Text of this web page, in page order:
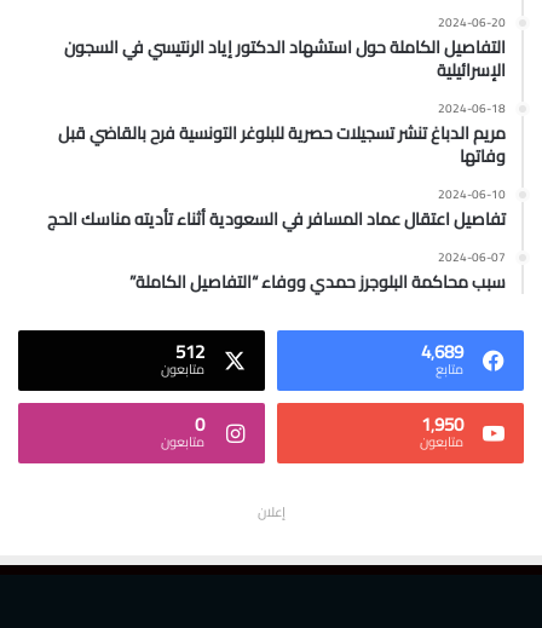
2024-06-20
التفاصيل الكاملة حول استشهاد الدكتور إياد الرنتيسي في السجون
الإسرائيلية
2024-06-18
مريم الدباغ تنشر تسجيلات حصرية للبلوغر التونسية فرح بالقاضي قبل
وفاتها
2024-06-10
تفاصيل اعتقال عماد المسافر في السعودية أثناء تأديته مناسك الحج
2024-06-07
سبب محاكمة البلوجرز حمدي ووفاء “التفاصيل الكاملة”
4٬689
متابع 512
متابعون
1٬950
متابعون 0
متابعون
إعلان